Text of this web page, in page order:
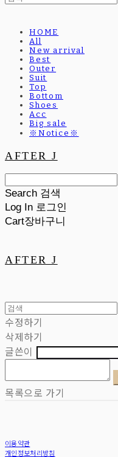
HOME
All
New arrival
Best
Outer
Suit
Top
Bottom
Shoes
Acc
Big sale
※Notice※
AFTER J
Search 검색
Log In 로그인
Cart장바구니
AFTER J
수정하기
삭제하기
글쓴이
목록으로 가기
이용약관
개인정보처리방침